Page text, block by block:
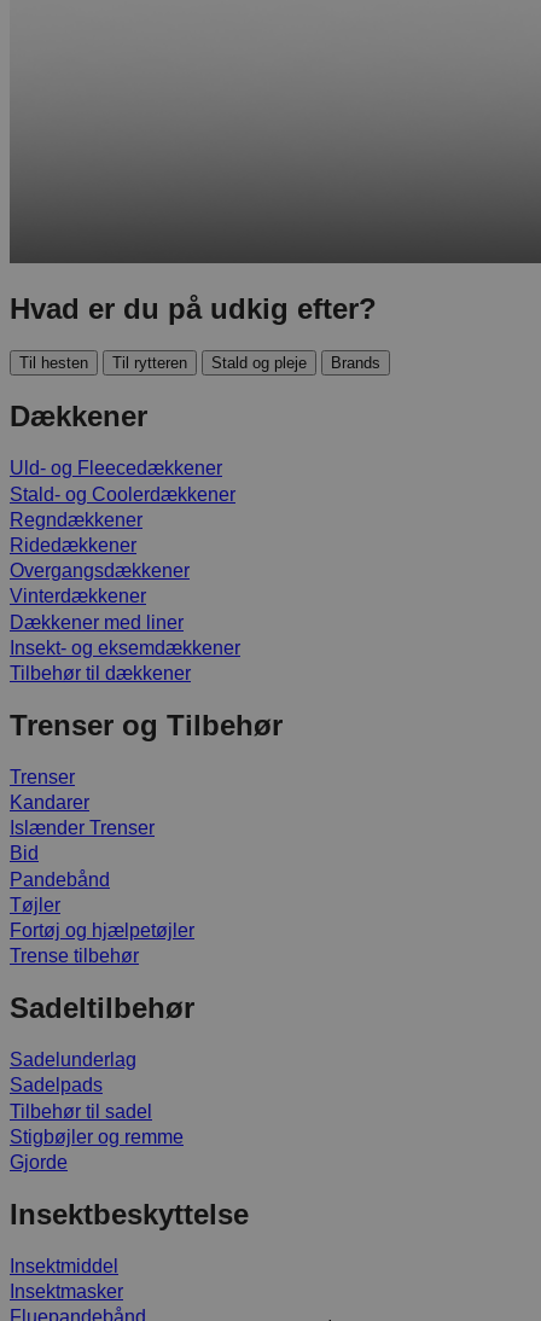
Hvad er du på udkig efter?
Til hesten Til rytteren Stald og pleje Brands
Dækkener
Uld- og Fleecedækkener
Stald- og Coolerdækkener
Regndækkener
Ridedækkener
Overgangsdækkener
Vinterdækkener
Dækkener med liner
Insekt- og eksemdækkener
Tilbehør til dækkener
Trenser og Tilbehør
Trenser
Kandarer
Islænder Trenser
Bid
Pandebånd
Tøjler
Fortøj og hjælpetøjler
Trense tilbehør
Sadeltilbehør
Sadelunderlag
Sadelpads
Tilbehør til sadel
Stigbøjler og remme
Gjorde
Insektbeskyttelse
Insektmiddel
Insektmasker